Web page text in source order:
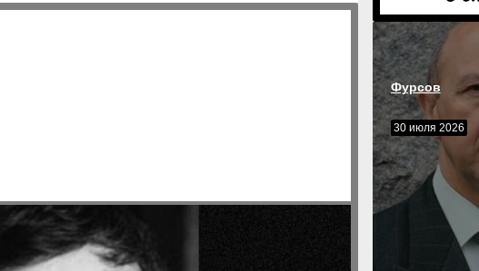
Фурсов
30 июля 2026